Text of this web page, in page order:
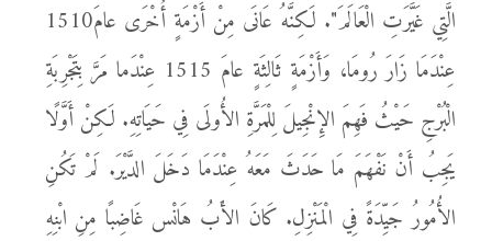
الَّتِي غَيَّرَتِ الْعَالَمَ". لَكِنَّهُ عَانَى مِنْ أَزْمَةٍ أُخْرَى عامَ1510
عِنْدَمَا زَارَ رُومَا، وَأَزْمَةٍ ثَالِثَةٍ عامَ 1515 عِنْدَما مَرَّ بِتَجْرِبَةِ
الْبُرْجِ حَيْثُ فَهِمَ الإِنْجِيلَ لِلْمَرَّةِ الأُولَى فِي حَيَاتِهِ. لَكِنْ أَوَّلًا
يَجِبُ أَنْ نَفْهَمَ مَا حَدَثَ مَعَهُ عِنْدَمَا دَخَلَ الدَّيْرَ. لَمْ تَكُنِ
الأُمُورُ جَيِّدَةً فِي الْمَنْزِلِ. كَانَ الأَبُ هَانْس غَاضِبًا مِنِ ابْنِهِ